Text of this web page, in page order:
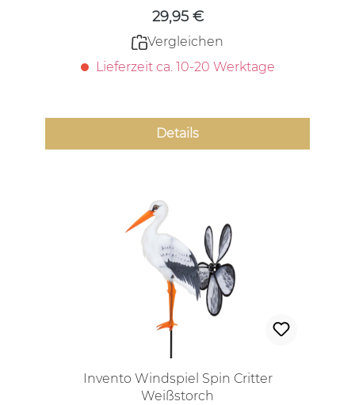
29,95 €
Vergleichen
Lieferzeit ca. 10-20 Werktage
Details
Invento Windspiel Spin Critter
Weißstorch